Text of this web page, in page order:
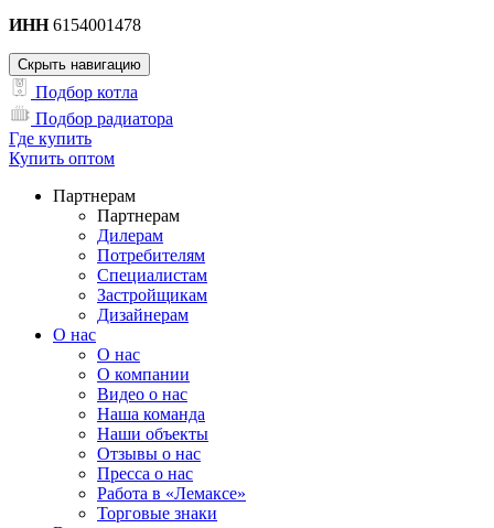
ИНН6154001478
Скрыть навигацию
Подбор котла
Подбор радиатора
Где купить
Купить оптом
Партнерам
Партнерам
Дилерам
Потребителям
Специалистам
Застройщикам
Дизайнерам
О нас
О нас
О компании
Видео о нас
Наша команда
Наши объекты
Отзывы о нас
Пресса о нас
Работа в «Лемаксе»
Торговые знаки